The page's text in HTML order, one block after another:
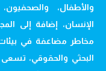
والأطفال،
الإنسان، إضافة إلى
مخاطر مضاعفة في
البحثي والحقوقي،